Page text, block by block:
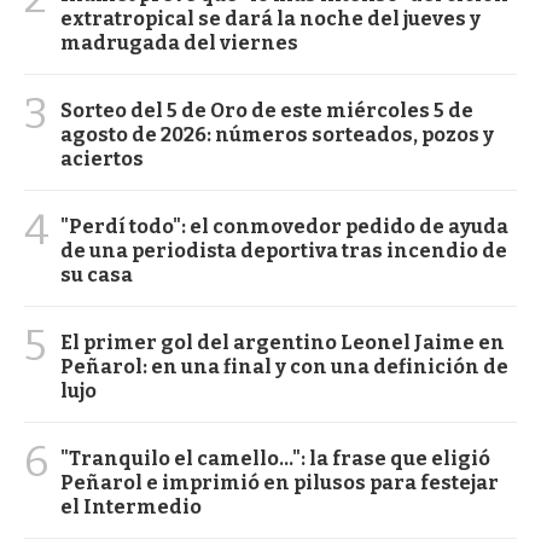
extratropical se dará la noche del jueves y
madrugada del viernes
3
Sorteo del 5 de Oro de este miércoles 5 de
agosto de 2026: números sorteados, pozos y
aciertos
4 "Perdí todo": el conmovedor pedido de ayuda
de una periodista deportiva tras incendio de
su casa
5
El primer gol del argentino Leonel Jaime en
Peñarol: en una final y con una definición de
lujo
6
"Tranquilo el camello...": la frase que eligió
Peñarol e imprimió en pilusos para festejar
el Intermedio